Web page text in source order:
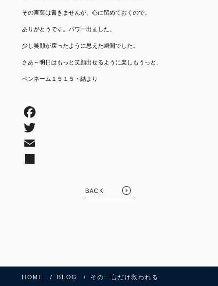
その言葉は書きませんが、心に留めておくので。
ありがとうです。パワー出ました。
少し笑顔が戻ったように思えた瞬間でした。
さあ～明日はもっと笑顔出せるように楽しもうっと。
ペンネーム１５１５・結より
BACK
HOME BLOG その一言だけ救われる